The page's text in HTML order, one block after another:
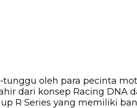
oleh para pecinta
dari konsep Racing
R Series yang memiliki